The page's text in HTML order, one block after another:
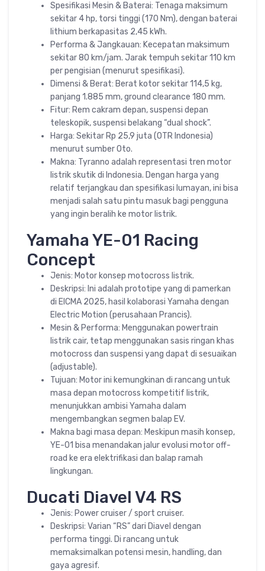
Spesifikasi Mesin & Baterai: Tenaga maksimum
sekitar 4 hp, torsi tinggi (170 Nm), dengan baterai
lithium berkapasitas 2,45 kWh.
Performa & Jangkauan: Kecepatan maksimum
sekitar 80 km/jam. Jarak tempuh sekitar 110 km
per pengisian (menurut spesifikasi).
Dimensi & Berat: Berat kotor sekitar 114,5 kg,
panjang 1.885 mm, ground clearance 180 mm.
Fitur: Rem cakram depan, suspensi depan
teleskopik, suspensi belakang “dual shock”.
Harga: Sekitar Rp 25,9 juta (OTR Indonesia)
menurut sumber Oto.
Makna: Tyranno adalah representasi tren motor
listrik skutik di Indonesia. Dengan harga yang
relatif terjangkau dan spesifikasi lumayan, ini bisa
menjadi salah satu pintu masuk bagi pengguna
yang ingin beralih ke motor listrik.
Yamaha YE-01 Racing
Concept
Jenis: Motor konsep motocross listrik.
Deskripsi: Ini adalah prototipe yang di pamerkan
di EICMA 2025, hasil kolaborasi Yamaha dengan
Electric Motion (perusahaan Prancis).
Mesin & Performa: Menggunakan powertrain
listrik cair, tetap menggunakan sasis ringan khas
motocross dan suspensi yang dapat di sesuaikan
(adjustable).
Tujuan: Motor ini kemungkinan di rancang untuk
masa depan motocross kompetitif listrik,
menunjukkan ambisi Yamaha dalam
mengembangkan segmen balap EV.
Makna bagi masa depan: Meskipun masih konsep,
YE-01 bisa menandakan jalur evolusi motor off-
road ke era elektrifikasi dan balap ramah
lingkungan.
Ducati Diavel V4 RS
Jenis: Power cruiser / sport cruiser.
Deskripsi: Varian “RS” dari Diavel dengan
performa tinggi. Di rancang untuk
memaksimalkan potensi mesin, handling, dan
gaya agresif.